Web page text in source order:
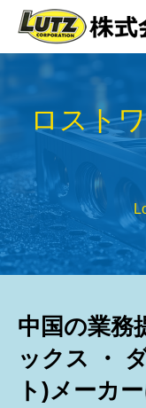
ロスト
中国の業務
ックス ・
ト)メーカ